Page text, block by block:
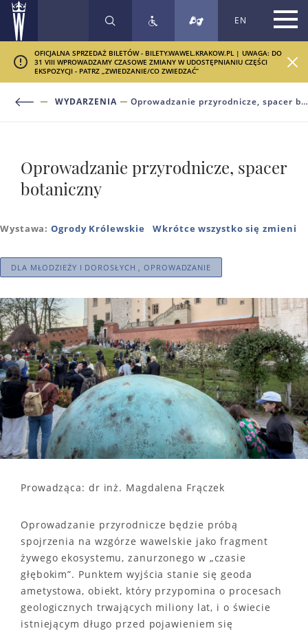
SZUKAJ EN
OFICJALNA SPRZEDAŻ BILETÓW - BILETY.WAWEL.KRAKOW.PL | UWAGA: DO
31 VIII WPROWADZAMY CZASOWE ZMIANY W UDOSTĘPNIANIU CZĘŚCI
EKSPOZYCJI - PATRZ „ZWIEDZANIE/CO ZWIEDZAĆ”
WYDARZENIA Oprowadzanie przyrodnicze, spacer botaniczny
Oprowadzanie przyrodnicze, spacer
botaniczny
Wystawa:Ogrody Królewskie Wkrótce wszystko się zmieni
DLA MŁODZIEŻY I DOROSŁYCH , OPROWADZANIE
Prowadząca: dr inż. Magdalena Frączek
Oprowadzanie przyrodnicze będzie próbą
spojrzenia na wzgórze wawelskie jako fragment
żywego ekosystemu, zanurzonego w „czasie
głębokim”. Punktem wyjścia stanie się geoda
ametystowa, obiekt, który przypomina o procesach
geologicznych trwających miliony lat, i o świecie
istniejącym długo przed pojawieniem się